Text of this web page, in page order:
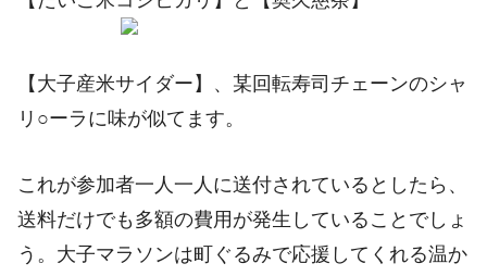
【大子産米サイダー】、某回転寿司チェーンのシャ
リ○ーラに味が似てます。
これが参加者一人一人に送付されているとしたら、
送料だけでも多額の費用が発生していることでしょ
う。大子マラソンは町ぐるみで応援してくれる温か